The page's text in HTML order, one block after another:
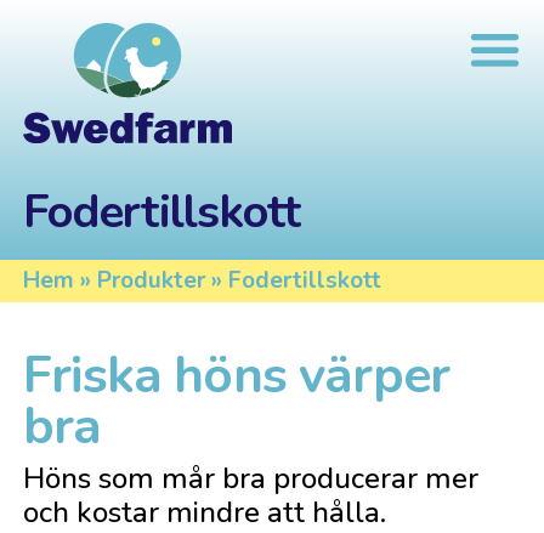
Fodertillskott
Hem » Produkter» Fodertillskott
Friska höns värper
bra
Höns som mår bra producerar mer
och kostar mindre att hålla.